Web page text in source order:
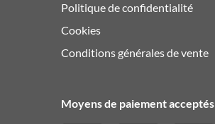
Politique de confidentialité
Cookies
Conditions générales de vente
Moyens de paiement acceptés